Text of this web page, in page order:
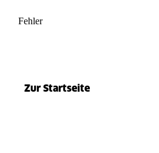
Fehler
Zur Startseite